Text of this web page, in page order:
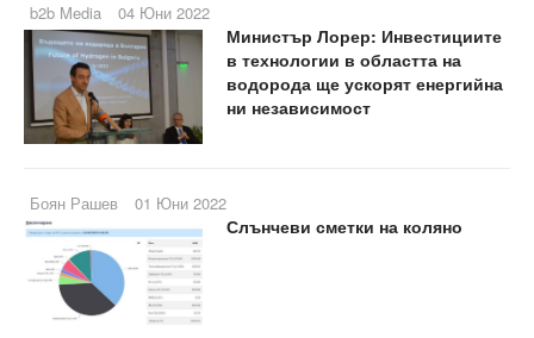
b2b Media 04 Юни 2022
Министър Лорер: Инвестициите
в технологии в областта на
водорода ще ускорят енергийна
ни независимост
Боян Рашев 01 Юни 2022
Слънчеви сметки на коляно